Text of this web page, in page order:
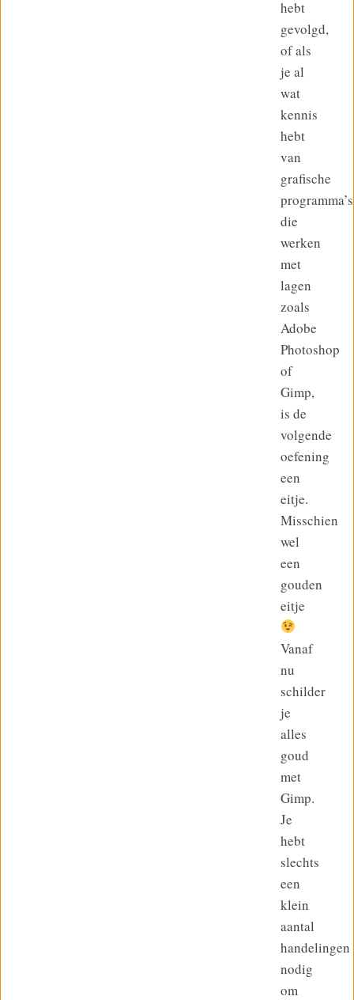
hebt
gevolgd,
of als
je al
wat
kennis
hebt
van
grafische
programma’s
die
werken
met
lagen
zoals
Adobe
Photoshop
of
Gimp,
is de
volgende
oefening
een
eitje.
Misschien
wel
een
gouden
eitje
Vanaf
nu
schilder
je
alles
goud
met
Gimp.
Je
hebt
slechts
een
klein
aantal
handelingen
nodig
om